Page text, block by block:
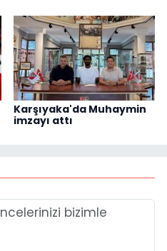
Karşıyaka'da Muhaymin
imzayı attı